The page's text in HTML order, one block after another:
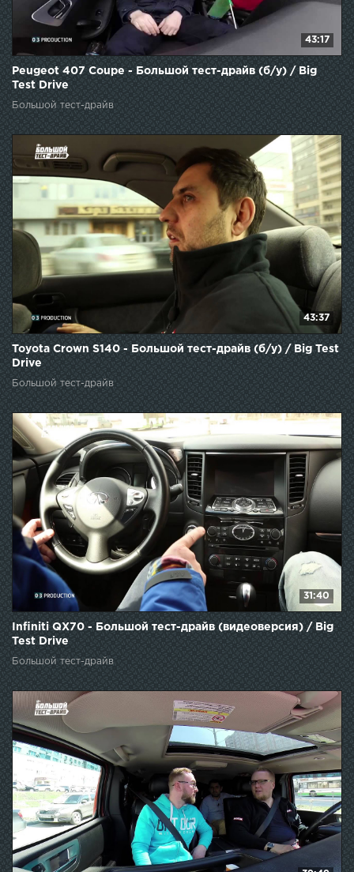
43:17
Peugeot 407 Coupe - Большой тест-драйв (б/у) / Big
Test Drive
Большой тест-драйв
43:37
Toyota Crown S140 - Большой тест-драйв (б/у) / Big Test
Drive
Большой тест-драйв
31:40
Infiniti QX70 - Большой тест-драйв (видеоверсия) / Big
Test Drive
Большой тест-драйв